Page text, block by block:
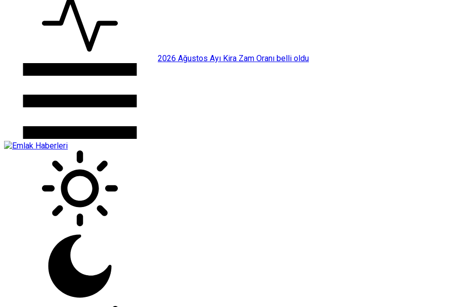
2026 Ağustos Ayı Kira Zam Oranı belli oldu